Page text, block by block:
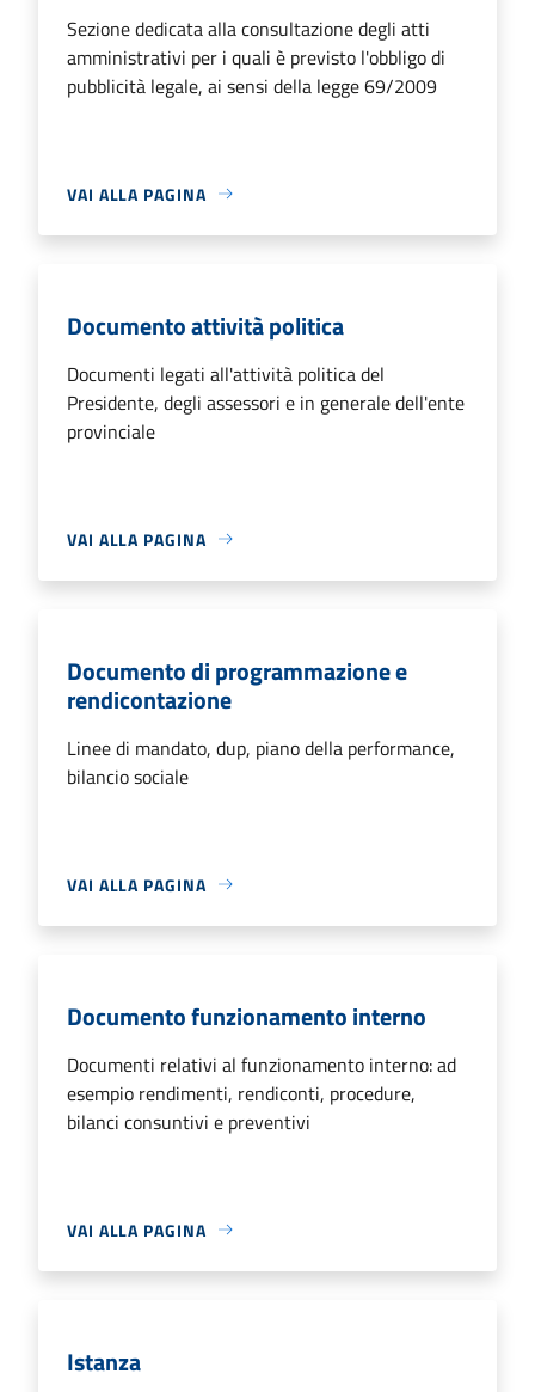
Sezione dedicata alla consultazione degli atti
amministrativi per i quali è previsto l'obbligo di
pubblicità legale, ai sensi della legge 69/2009
VAI ALLA PAGINA
Documento attività politica
Documenti legati all'attività politica del
Presidente, degli assessori e in generale dell'ente
provinciale
VAI ALLA PAGINA
Documento di programmazione e
rendicontazione
Linee di mandato, dup, piano della performance,
bilancio sociale
VAI ALLA PAGINA
Documento funzionamento interno
Documenti relativi al funzionamento interno: ad
esempio rendimenti, rendiconti, procedure,
bilanci consuntivi e preventivi
VAI ALLA PAGINA
Istanza